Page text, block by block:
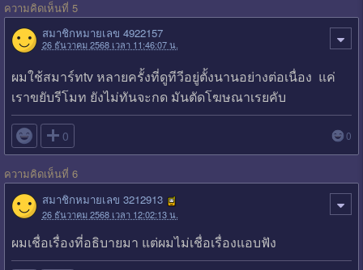
ความคิดเห็นที่ 5
สมาชิกหมายเลข 4922157
26 ธันวาคม 2568 เวลา 11:46:07 น.
ผมใช้สมาร์ทtv หลายครั้งที่ดูทีวีอยู่ตั้งนานอย่างต่อเนื่อง แค่
เราขยับรีโมท ยังไม่ทันจะกด มันตัดโฆษณาเรยคับ
 0 0
ความคิดเห็นที่ 6
สมาชิกหมายเลข 3212913
26 ธันวาคม 2568 เวลา 12:02:13 น.
ผมเชื่อเรื่องที่อธิบายมา แต่ผมไม่เชื่อเรื่องแอบฟัง